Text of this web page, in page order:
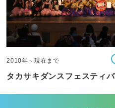
2010年～現在まで
タカサキダンスフェスティ